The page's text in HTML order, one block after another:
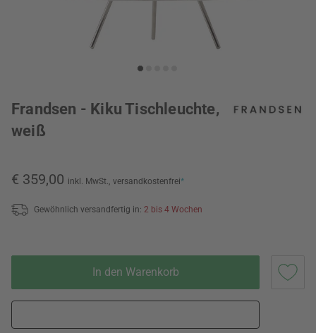
Frandsen - Kiku Tischleuchte,
weiß
€ 359,00 inkl. MwSt., versandkostenfrei*
Gewöhnlich versandfertig in: 2 bis 4 Wochen
In den Warenkorb